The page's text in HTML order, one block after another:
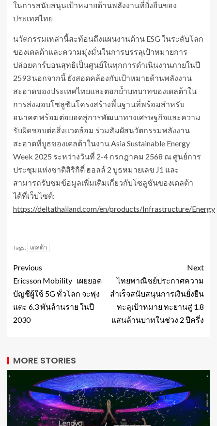
ในการสนับสนุนเป้าหมายด้านพลังงานที่ยั่งยืนของ
ประเทศไทย
นวัตกรรมเหล่านี้สะท้อนถึงแผนงานด้าน ESG ในระดับโลก
ของเดลต้าและความมุ่งมั่นในการบรรลุเป้าหมายการ
ปล่อยคาร์บอนสุทธิเป็นศูนย์ในทุกการดำเนินงานภายในปี
2593 นอกจากนี้ ยังสอดคล้องกับเป้าหมายด้านพลังงาน
สะอาดของประเทศไทยและตอกย้ำบทบาทของเดลต้าใน
การส่งมอบโซลูชันโครงสร้างพื้นฐานที่พร้อมสำหรับ
อนาคต พร้อมต่อยอดสู่การพัฒนาทางเศรษฐกิจและความ
รับผิดชอบต่อสิ่งแวดล้อม ร่วมสัมผัสนวัตกรรมพลังงาน
สะอาดที่บูธของเดลต้าในงาน Asia Sustainable Energy
Week 2025 ระหว่างวันที่ 2-4 กรกฎาคม 2568 ณ ศูนย์การ
ประชุมแห่งชาติสิริกิติ์ ฮอลล์ 2 บูธหมายเลข J1 และ
สามารถรับชมข้อมูลเพิ่มเติมเกี่ยวกับโซลูชันของเดลต้า
ได้ที่เว็บไซต์:
https://deltathailand.com/en/products/Infrastructure/Energy
Tags: เดลต้า
Previous
Ericsson Mobility เผยยอด
บัญชีผู้ใช้ 5G ทั่วโลก จะพุ่ง
แตะ 6.3 พันล้านราย ในปี
2030
Next
ไทยพาณิชย์ประกาศความ
สำเร็จสนับสนุนการเงินยั่งยืน
ทะลุเป้าหมาย ทะยานสู่ 1.8
แสนล้านบาทในช่วง 2 ปีครึ่ง
MORE STORIES